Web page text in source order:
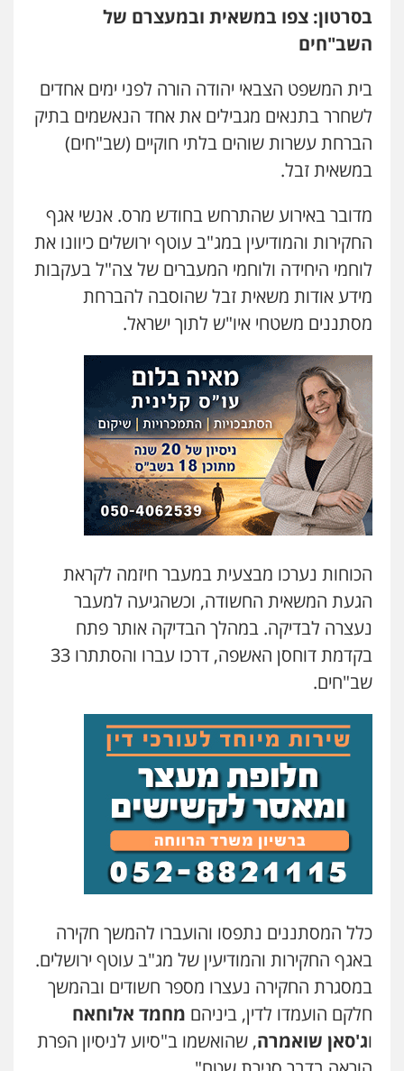
פלילי פשיעה חמורה מעצרים וחקירות
עו"ד רעות שמחון
פלילי אסירים תעבורה
0507623810
פלילי פשיעה חמורה צווארון לבן פשיעה
כלכלית עורכי דין לענייני אסירים נוער
0542442982
עו"ד שנהב אילון
פשיעה חמורה חקירות ומעצרים
נוער עורכי דין לענייני אסירים
עו"ד חמאדה מסרי
תעבורה
0526631970
שני אלגרבלי – משרד עורכי דין
פלילי עורכי דין לענייני אסירים תעבורה
מנשה, אלמוג – עורכי דין
פלילי עבירות תנועה צווארון לבן תעבורה
עורכי דין לענייני אסירים מעצרים וחקירות
0546470989
קורל קרוז – עורך דין פלילי
משפט פלילי
0545437431
עו"ד עלי סעדי
פלילי פשיעה חמורה ליווי וייצוג בחקירות
ומעצרים
0508824984
פלילי מעצרים וחקירות סמים עבירות מין
עורכי דין לענייני אסירים
0525279829
לוי מלאך דדון – משרד עו"ד
פלילי פשיעה חמורה מעצרים וחקירות
0544231863
בסרטון: צפו במשאית ובמעצרם של
השב"חים
בית המשפט הצבאי יהודה הורה לפני ימים אחדים
לשחרר בתנאים מגבילים את אחד הנאשמים בתיק
הברחת עשרות שוהים בלתי חוקיים (שב"חים)
במשאית זבל.
מדובר באירוע שהתרחש בחודש מרס. אנשי אגף
החקירות והמודיעין במג"ב עוטף ירושלים כיוונו את
לוחמי היחידה ולוחמי המעברים של צה"ל בעקבות
מידע אודות משאית זבל שהוסבה להברחת
מסתננים משטחי איו"ש לתוך ישראל.
הכוחות נערכו מבצעית במעבר חיזמה לקראת
הגעת המשאית החשודה, וכשהגיעה למעבר
נעצרה לבדיקה. במהלך הבדיקה אותר פתח
בקדמת דוחסן האשפה, דרכו עברו והסתתרו 33
שב"חים.
כלל המסתננים נתפסו והועברו להמשך חקירה
באגף החקירות והמודיעין של מג"ב עוטף ירושלים.
במסגרת החקירה נעצרו מספר חשודים ובהמשך
חלקם הועמדו לדין, ביניהם מחמד אלוחאח
וג'סאן שואמרה, שהואשמו ב"סיוע לניסיון הפרת